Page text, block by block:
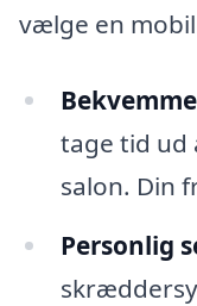
vælge en
tage tid ud
salon. Din
Personlig